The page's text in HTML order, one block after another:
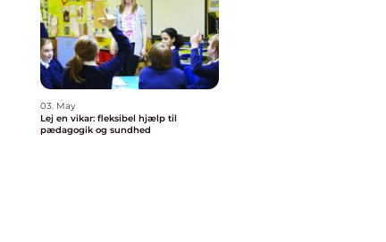
03. May
Lej en vikar: fleksibel hjælp til
pædagogik og sundhed